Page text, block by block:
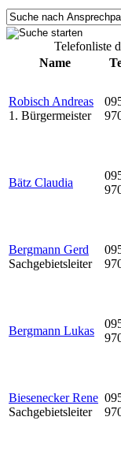
Telefonliste
Name
Robisch Andreas
1. Bürgermeister
Bätz Claudia
Bergmann Gerd
Sachgebietsleiter
Bergmann Lukas
Biesenecker Rene
Sachgebietsleiter